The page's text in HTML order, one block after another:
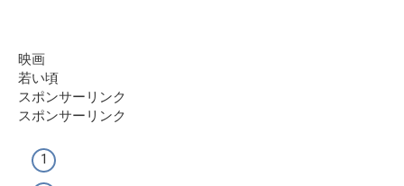
映画
若い頃
スポンサーリンク
スポンサーリンク